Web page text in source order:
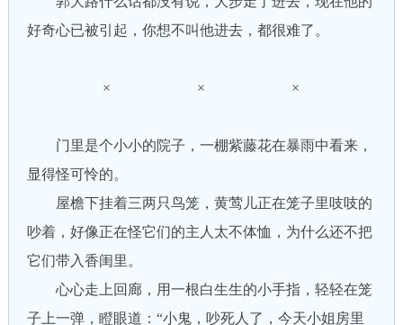
好奇心已被引起，你想不叫他进去，都很难了。
× × ×
门里是个小小的院子，一棚紫藤花在暴雨中看来，
显得怪可怜的。
屋檐下挂着三两只鸟笼，黄莺儿正在笼子里吱吱的
吵着，好像正在怪它们的主人太不体恤，为什么还不把
它们带入香闺里。
心心走上回廊，用一根白生生的小手指，轻轻在笼
子上一弹，瞪眼道：“小鬼，吵死人了，今天小姐房里